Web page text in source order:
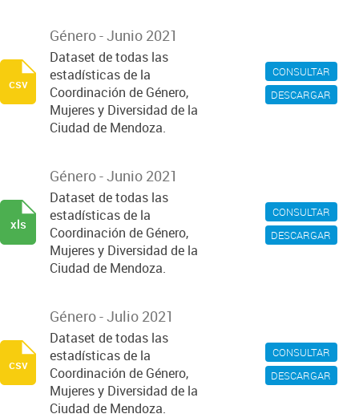
CONSULTAR
DESCARGAR
Género - Junio 2021
Dataset de todas las
estadísticas de la
Coordinación de Género,
Mujeres y Diversidad de la
Ciudad de Mendoza.
csv
CONSULTAR
DESCARGAR
Género - Junio 2021
Dataset de todas las
estadísticas de la
Coordinación de Género,
Mujeres y Diversidad de la
Ciudad de Mendoza.
xls
CONSULTAR
DESCARGAR
Género - Julio 2021
Dataset de todas las
estadísticas de la
Coordinación de Género,
Mujeres y Diversidad de la
Ciudad de Mendoza.
csv